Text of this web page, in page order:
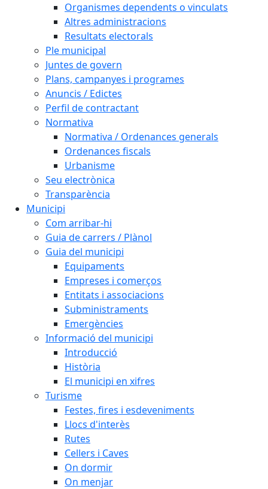
Organismes dependents o vinculats
Altres administracions
Resultats electorals
Ple municipal
Juntes de govern
Plans, campanyes i programes
Anuncis / Edictes
Perfil de contractant
Normativa
Normativa / Ordenances generals
Ordenances fiscals
Urbanisme
Seu electrònica
Transparència
Municipi
Com arribar-hi
Guia de carrers / Plànol
Guia del municipi
Equipaments
Empreses i comerços
Entitats i associacions
Subministraments
Emergències
Informació del municipi
Introducció
Història
El municipi en xifres
Turisme
Festes, fires i esdeveniments
Llocs d'interès
Rutes
Cellers i Caves
On dormir
On menjar